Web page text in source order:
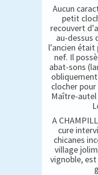
Aucun
petit
recouvert
au-dessus
l'ancien était
nef. Il
abat-sons
clocher
Maître-
A
cure
chicanes
village
vignoble,